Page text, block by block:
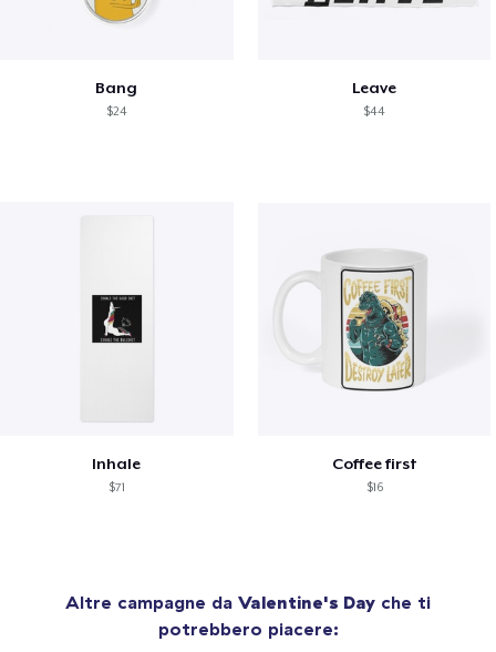
Bang
$24
Leave
$44
Inhale
$71
Coffee first
$16
Altre campagne da Valentine's Day che ti
potrebbero piacere: